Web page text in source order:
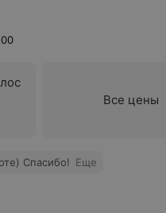
Все цены
Спасибо! Еще